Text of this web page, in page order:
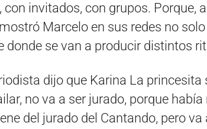
con invitados, con grupos. Porque,
Marcelo en sus redes no
donde se van a producir distintos
dijo que Karina La princesita
no va a ser jurado, porque
del jurado del Cantando, pero va